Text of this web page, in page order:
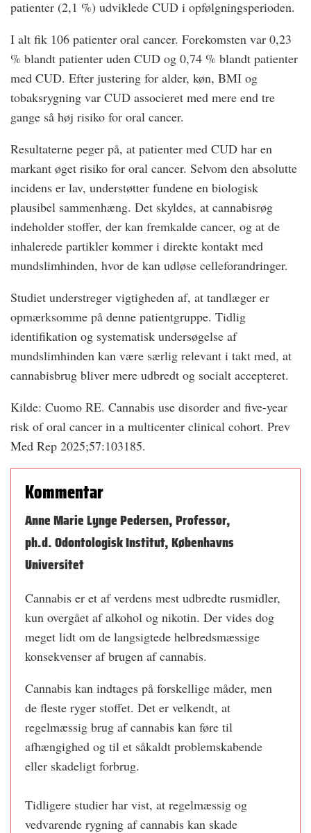
patienter (2,1 %) udviklede CUD i opfølgningsperioden.
I alt fik 106 patienter oral cancer. Forekomsten var 0,23
% blandt patienter uden CUD og 0,74 % blandt patienter
med CUD. Efter justering for alder, køn, BMI og
tobaksrygning var CUD associeret med mere end tre
gange så høj risiko for oral cancer.
Resultaterne peger på, at patienter med CUD har en
markant øget risiko for oral cancer. Selvom den absolutte
incidens er lav, understøtter fundene en biologisk
plausibel sammenhæng. Det skyldes, at cannabisrøg
indeholder stoffer, der kan fremkalde cancer, og at de
inhalerede partikler kommer i direkte kontakt med
mundslimhinden, hvor de kan udløse celleforandringer.
Studiet understreger vigtigheden af, at tandlæger er
opmærksomme på denne patientgruppe. Tidlig
identifikation og systematisk undersøgelse af
mundslimhinden kan være særlig relevant i takt med, at
cannabisbrug bliver mere udbredt og socialt accepteret.
Kilde: Cuomo RE. Cannabis use disorder and five-year
risk of oral cancer in a multicenter clinical cohort. Prev
Med Rep 2025;57:103185.
Kommentar
Anne Marie Lynge Pedersen, Professor,
ph.d. Odontologisk Institut, Københavns
Universitet
Cannabis er et af verdens mest udbredte rusmidler,
kun overgået af alkohol og nikotin. Der vides dog
meget lidt om de langsigtede helbredsmæssige
konsekvenser af brugen af cannabis.
Cannabis kan indtages på forskellige måder, men
de fleste ryger stoffet. Det er velkendt, at
regelmæssig brug af cannabis kan føre til
afhængighed og til et såkaldt problemskabende
eller skadeligt forbrug.
Tidligere studier har vist, at regelmæssig og
vedvarende rygning af cannabis kan skade